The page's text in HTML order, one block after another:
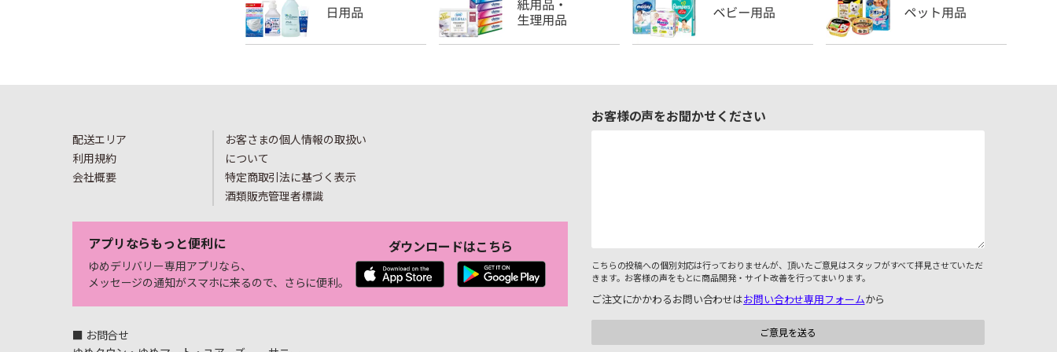
配送エリア
利用規約
会社概要
お客さまの個人情報の取扱い
について
特定商取引法に基づく表示
酒類販売管理者標識
アプリならもっと便利に
ゆめデリバリー専用アプリなら、
メッセージの通知がスマホに来るので、さらに便利。
ダウンロードはこちら
■ お問合せ
お客様の声をお聞かせください
こちらの投稿への個別対応は行っておりませんが、頂いたご意見はスタッフがすべて拝見させていただ
きます。お客様の声をもとに商品開発・サイト改善を行ってまいります。
ご注文にかかわるお問い合わせはお問い合わせ専用フォームから